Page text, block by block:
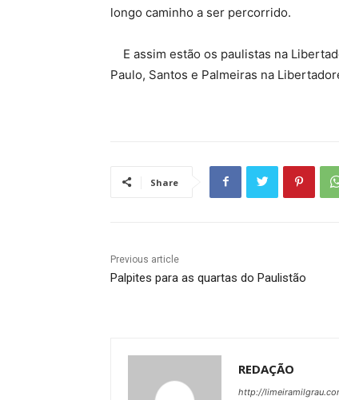
longo caminho a ser percorrido.
E assim estão os paulistas na
Paulo, Santos e Palmeiras na
Share
Previous article
Palpites para as quartas do Paulistão
REDAÇÃO
http://